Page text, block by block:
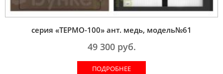
серия «ТЕРМО-100» ант. медь, модель№61
49 300руб.
ПОДРОБНЕЕ